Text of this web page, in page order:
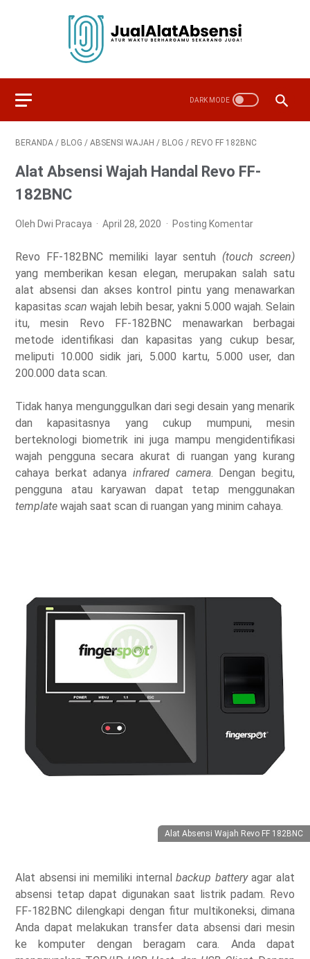
BERANDA / BLOG / ABSENSI WAJAH / BLOG / REVO FF 182BNC
Alat Absensi Wajah Handal Revo FF-
182BNC
Oleh Dwi Pracaya April 28, 2020 Posting Komentar
Revo FF-182BNC memiliki layar sentuh (touch screen)
yang memberikan kesan elegan, merupakan salah satu
alat absensi dan akses kontrol pintu yang menawarkan
kapasitasscanwajah lebih besar, yakni 5.000 wajah. Selain
itu, mesin Revo FF-182BNC menawarkan berbagai
metode identifikasi dan kapasitas yang cukup besar,
meliputi 10.000 sidik jari, 5.000 kartu, 5.000 user, dan
200.000 data scan.
Tidak hanya mengunggulkan dari segi desain yang menarik
dan kapasitasnya yang cukup mumpuni, mesin
berteknologi biometrik ini juga mampu mengidentifikasi
wajah pengguna secara akurat di ruangan yang kurang
cahaya berkat adanya infrared camera. Dengan begitu,
pengguna atau karyawan dapat tetap menggunakan
template wajah saat scan di ruangan yang minim cahaya.
Alat Absensi Wajah Revo FF 182BNC
Alat absensi ini memiliki internalbackup batteryagar alat
absensi tetap dapat digunakan saat listrik padam. Revo
FF-182BNC dilengkapi dengan fitur multikoneksi, dimana
Anda dapat melakukan transfer data absensi dari mesin
ke komputer dengan beragam cara. Anda dapat